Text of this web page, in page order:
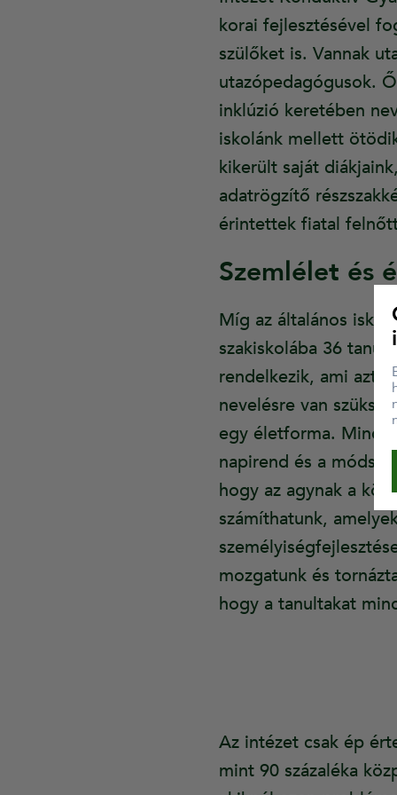
korai fejlesztésével
szülőket is. Vannak
utazópedagógusok.
inklúzió keretében
iskolánk mellett
kikerült saját
adatrögzítő
érintettek fiatal
Szemlélet és
Míg az általános
szakiskolába 36
rendelkezik, ami azt
nevelésre van
egy életforma.
napirend és a
hogy az agynak a
számíthatunk,
mozgatunk és
hogy a tanultakat
Az intézet csak ép
mint 90 százaléka